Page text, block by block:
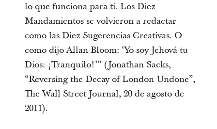
lo que funciona para ti. Los Diez
Mandamientos se volvieron a redactar
como las Diez Sugerencias Creativas. O
como dijo Allan Bloom: ‘Yo soy Jehová tu
Dios: ¡Tranquilo!’” (Jonathan Sacks,
“Reversing the Decay of London Undone”,
The Wall Street Journal, 20 de agosto de
2011).